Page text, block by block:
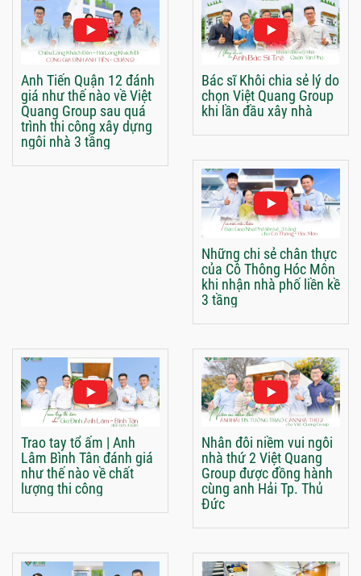
Anh Tiến Quận 12 đánh
giá như thế nào về Việt
Quang Group sau quá
trình thi công xây dựng
ngôi nhà 3 tầng
Bác sĩ Khôi chia sẻ lý do
chọn Việt Quang Group
khi lần đầu xây nhà
Những chi sẻ chân thực
của Cô Thông Hóc Môn
khi nhận nhà phố liền kề
3 tầng
Trao tay tổ ấm | Anh
Lâm Bình Tân đánh giá
như thế nào về chất
lượng thi công
Nhân đôi niềm vui ngôi
nhà thứ 2 Việt Quang
Group được đồng hành
cùng anh Hải Tp. Thủ
Đức